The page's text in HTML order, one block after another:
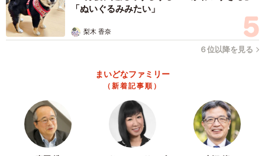
「ぬいぐるみみたい」
梨木 香奈
６位以降を見る
まいどなファミリー
（新着記事順）